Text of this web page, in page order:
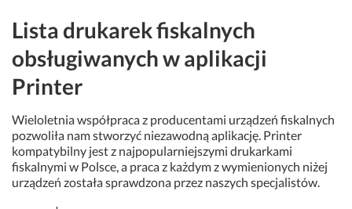
Lista drukarek fiskalnych
obsługiwanych w aplikacji
Printer
Wieloletnia współpraca z producentami urządzeń fiskalnych
pozwoliła nam stworzyć niezawodną aplikację. Printer
kompatybilny jest z najpopularniejszymi drukarkami
fiskalnymi w Polsce, a praca z każdym z wymienionych niżej
urządzeń została sprawdzona przez naszych specjalistów.